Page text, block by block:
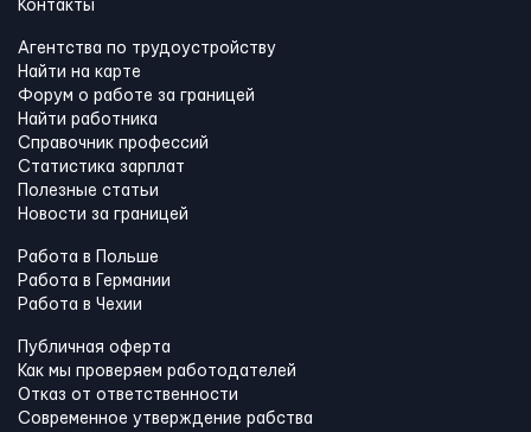
Контакты
Агентства по трудоустройству
Найти на карте
Форум о работе за границей
Найти работника
Справочник профессий
Статистика зарплат
Полезные статьи
Новости за границей
Работа в Польше
Работа в Германии
Работа в Чехии
Публичная оферта
Как мы проверяем работодателей
Отказ от ответственности
Современное утверждение рабства